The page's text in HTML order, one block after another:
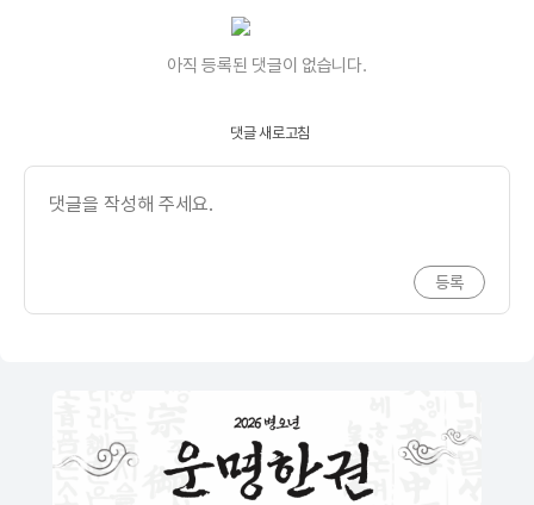
아직 등록된 댓글이 없습니다.
댓글 새로고침